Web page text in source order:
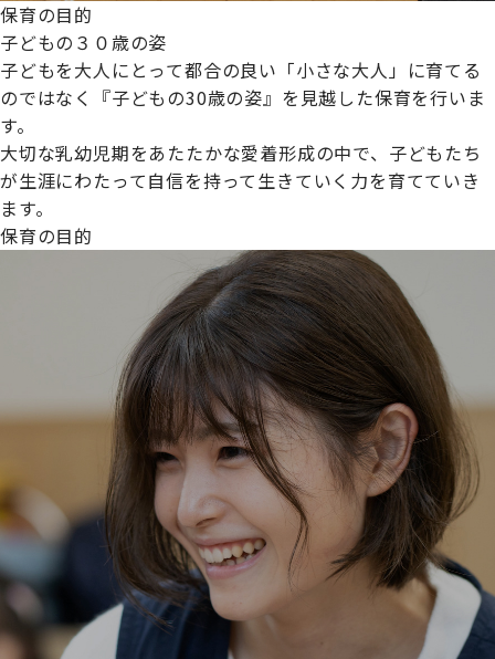
プライムスターほいくえんグループは女性が安心して働き
続けられる環境づくりに取り組んでおり、厚生労働省の
【えるぼし認定(☆☆)】
保育の目的
子どもの３０歳の姿
子どもを大人にとって都合の良い「小さな大人」に育てる
のではなく『子どもの30歳の姿』を見越した保育を行いま
す。
大切な乳幼児期をあたたかな愛着形成の中で、子どもたち
が生涯にわたって自信を持って生きていく力を育てていき
ます。
保育の目的